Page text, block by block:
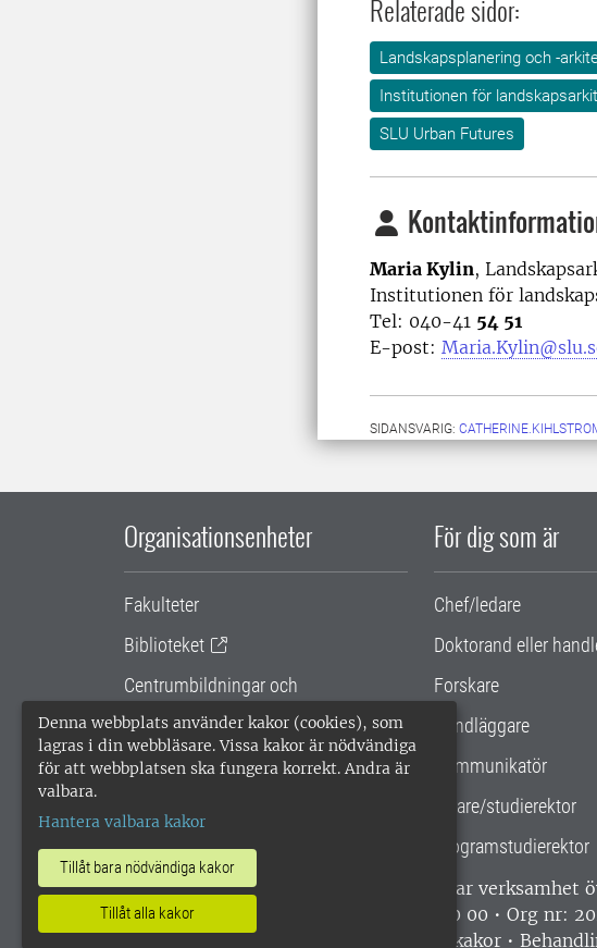
Denna webbplats använder kakor (cookies), som
lagras i din webbläsare. Vissa kakor är nödvändiga
för att webbplatsen ska fungera korrekt. Andra är
valbara.
Hantera valbara kakor
Tillåt bara nödvändiga kakor
Tillåt alla kakor
Relaterade sidor:
Landskapsplanering och -
Institutionen för
SLU Urban Futures
Maria Kylin,
Institutionen för
Tel: 040-41 54 51
E-post:
SIDANSVARIG:
Organisationsenheter
Fakulteter
Biblioteket
Centrumbildningar och
samarbetsprojekt
Gemensamma verksamhetsstödet
För dig som är
Chef/ledare
Doktorand eller
Forskare
Handläggare
Kommunikatör
Lärare/studierektor
Programstudierektor
SLU, Sveriges lantbruksuniversitet, har verksamhet
enligt ISO 14001. •
Telefon: 018-67 10 00 • Org nr:
webbplatser
Hantera kakor •